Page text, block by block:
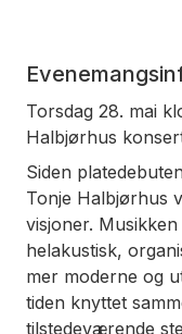
Torsdag 28. mai
Halbjørhus
Siden
Tonje Halbjørhus
visjoner.
helakustisk,
mer moderne og
tiden knyttet
tilstedeværende